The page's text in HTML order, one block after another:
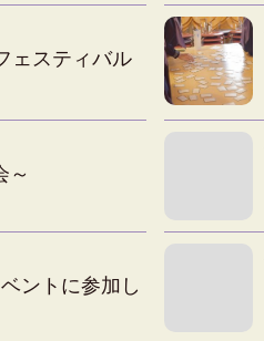
ェスティバル
～
ントに参加し